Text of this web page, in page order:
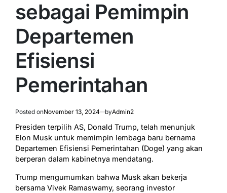
sebagai Pemimpin
Departemen
Efisiensi
Pemerintahan
Posted onNovember 13, 2024 byAdmin2
Presiden terpilih AS, Donald Trump, telah menunjuk
Elon Musk untuk memimpin lembaga baru bernama
Departemen Efisiensi Pemerintahan (Doge) yang akan
berperan dalam kabinetnya mendatang.
Trump mengumumkan bahwa Musk akan bekerja
bersama Vivek Ramaswamy, seorang investor